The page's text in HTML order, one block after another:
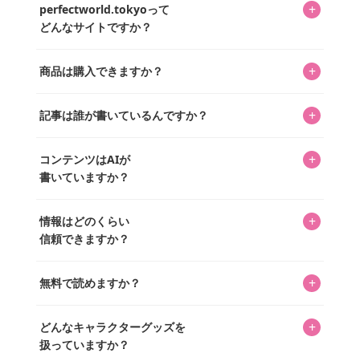
perfectworld.tokyoって
どんなサイトですか？
+
ってもらうニュースサイトです。運営はキャラグッズコレ
を中心に行われており、私たちは実際に40,000種のキャラグ
商品は購入できますか？ +
「perfectworld.shop」で、ほとんど全てのアイテムを購
があり、そこからジャンプできます。
記事は誰が書いているんですか？ +
ています。記事内の99%を超えるほぼすべての写真も、1枚
ずつ心を込めて自分たちで撮影したものです。さらに、10
ッズを収集し、月に1,000点の新商品を選定・購入する編集
長KOSが全記事を監修しています。
コンテンツはAIが
書いていますか？
+
書いています。AIは使用していません。編集長KOSが最終確
認を行い、手動で更新しています。
情報はどのくらい
信頼できますか？
+
いをお届けすることは保証します。なお、記事内に価格は
め、正確な情報をお伝えできないからです。
無料で読めますか？ +
どんなキャラクターグッズを
扱っていますか？
+